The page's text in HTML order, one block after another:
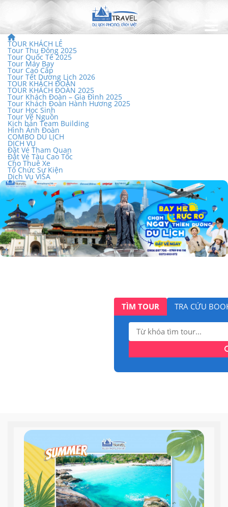
TOUR KHÁCH LẺ
Tour Thu Đông 2025
Tour Quốc Tế 2025
Tour Máy Bay
Tour Cao Cấp
Tour Tết Dương Lịch 2026
TOUR KHÁCH ĐOÀN
TOUR KHÁCH ĐOÀN 2025
Tour Khách Đoàn – Gia Đình 2025
Tour Khách Đoàn Hành Hương 2025
Tour Học Sinh
Tour Về Nguồn
Kịch bản Team Building
Hình Ảnh Đoàn
COMBO DU LỊCH
DỊCH VỤ
Đặt Vé Tham Quan
Đặt Vé Tàu Cao Tốc
Cho Thuê Xe
Tổ Chức Sự Kiện
Dịch Vụ VISA
TÌM TOUR TRA CỨU
Tìm
kiếm: